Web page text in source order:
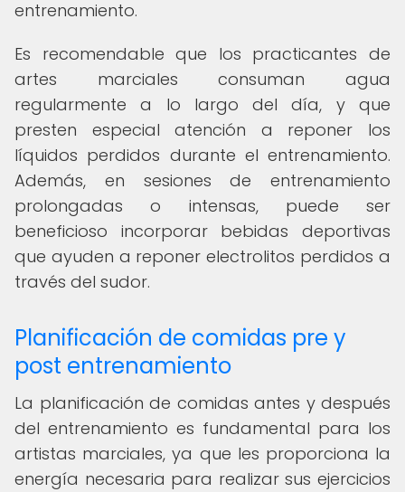
entrenamiento.
Es recomendable que los practicantes de
artes marciales consuman agua
regularmente a lo largo del día, y que
presten especial atención a reponer los
líquidos perdidos durante el entrenamiento.
Además, en sesiones de entrenamiento
prolongadas o intensas, puede ser
beneficioso incorporar bebidas deportivas
que ayuden a reponer electrolitos perdidos a
través del sudor.
Planificación de comidas pre y
post entrenamiento
La planificación de comidas antes y después
del entrenamiento es fundamental para los
artistas marciales, ya que les proporciona la
energía necesaria para realizar sus ejercicios